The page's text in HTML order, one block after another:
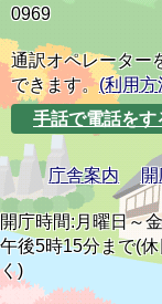
0969
通訳オペレーター
できます。(利用方
手話で電話をす
庁舎案内
開庁時間:月曜日～
午後5時15分まで(
く)